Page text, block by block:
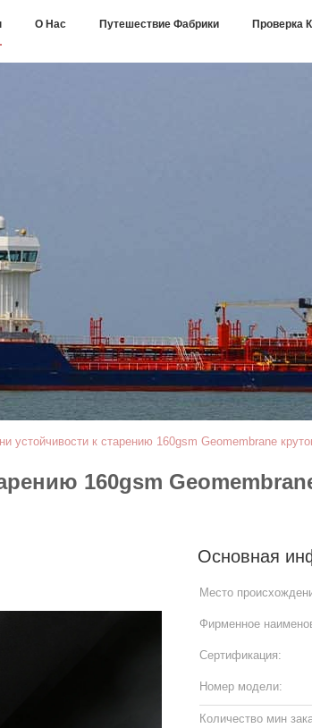
О Нас Путешествие Фабрики Проверка
устойчивости к старению 160gsm Geomembrane
160gsm
Основная
Место
Фирменное
Сертификация:
Номер модели:
Количество мин